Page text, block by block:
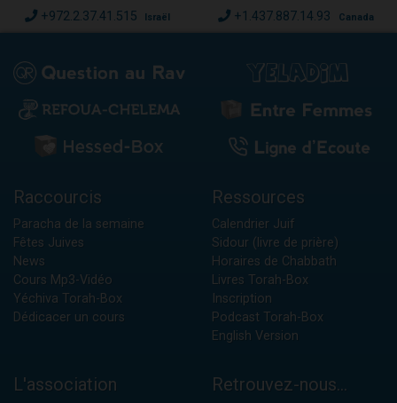
+972.2.37.41.515 Israël +1.437.887.14.93 Canada
Raccourcis
Paracha de la semaine
Fêtes Juives
News
Cours Mp3-Vidéo
Yéchiva Torah-Box
Dédicacer un cours
Ressources
Calendrier Juif
Sidour (livre de prière)
Horaires de Chabbath
Livres Torah-Box
Inscription
Podcast Torah-Box
English Version
L'association Retrouvez-nous...